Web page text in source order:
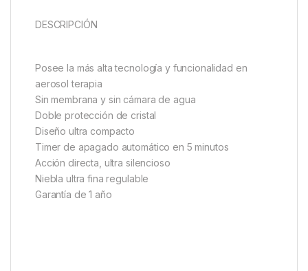
DESCRIPCIÓN
Posee la más alta tecnología y funcionalidad en
aerosol terapia
Sin membrana y sin cámara de agua
Doble protección de cristal
Diseño ultra compacto
Timer de apagado automático en 5 minutos
Acción directa, ultra silencioso
Niebla ultra fina regulable
Garantía de 1 año